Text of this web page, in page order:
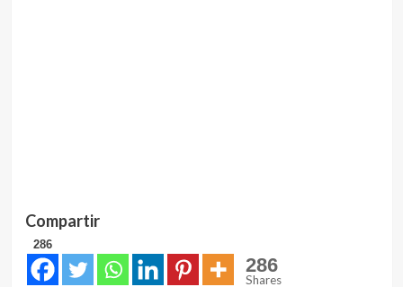
Compartir
286
286
Shares